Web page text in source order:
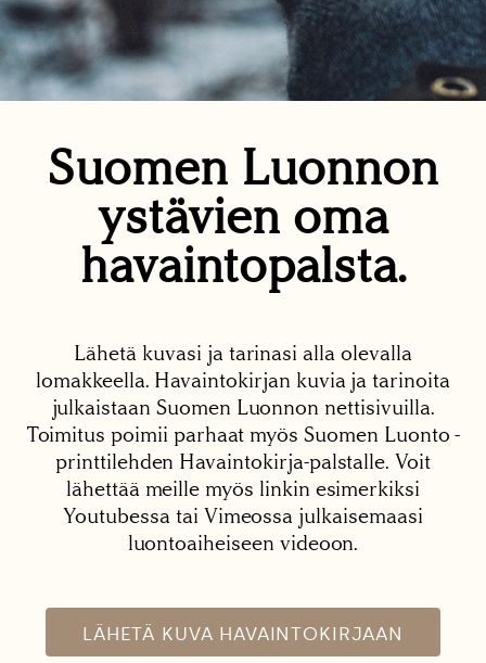
Suomen Luonnon
ystävien oma
havaintopalsta.
Lähetä kuvasi ja tarinasi alla olevalla
lomakkeella. Havaintokirjan kuvia ja tarinoita
julkaistaan Suomen Luonnon nettisivuilla.
Toimitus poimii parhaat myös Suomen Luonto -
printtilehden Havaintokirja-palstalle. Voit
lähettää meille myös linkin esimerkiksi
Youtubessa tai Vimeossa julkaisemaasi
luontoaiheiseen videoon.
LÄHETÄ KUVA HAVAINTOKIRJAAN